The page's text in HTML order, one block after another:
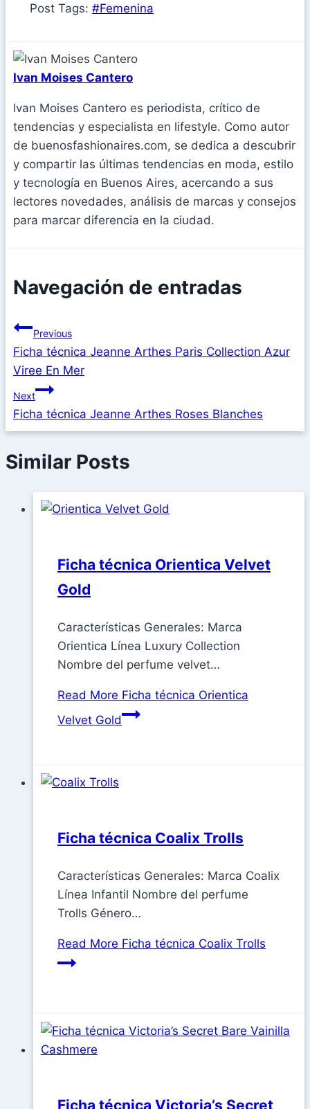
Post Tags: #Femenina
Ivan Moises Cantero
Ivan Moises Cantero es periodista, crítico de
tendencias y especialista en lifestyle. Como autor
de buenosfashionaires.com, se dedica a descubrir
y compartir las últimas tendencias en moda, estilo
y tecnología en Buenos Aires, acercando a sus
lectores novedades, análisis de marcas y consejos
para marcar diferencia en la ciudad.
Navegación de entradas
Previous
Ficha técnica Jeanne Arthes Paris Collection Azur
Viree En Mer
Next
Ficha técnica Jeanne Arthes Roses Blanches
Similar Posts
Ficha técnica Orientica Velvet
Gold
Características Generales: Marca
Orientica Línea Luxury Collection
Nombre del perfume velvet…
Read More Ficha técnica Orientica
Velvet Gold
Ficha técnica Coalix Trolls
Características Generales: Marca Coalix
Línea Infantil Nombre del perfume
Trolls Género…
Read More Ficha técnica Coalix Trolls
Ficha técnica Victoria’s Secret